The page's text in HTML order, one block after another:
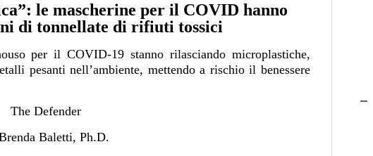
le mascherine per il COVID hanno
di tonnellate di rifiuti tossici
per il COVID-19 stanno rilasciando microplastiche,
pesanti nell’ambiente, mettendo a rischio il benessere
The Defender
Baletti, Ph.D.